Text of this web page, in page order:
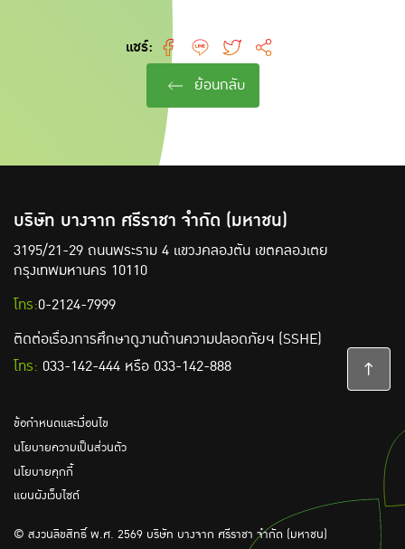
ย้อนกลับ
แชร์:
บริษัท บางจาก ศรีราชา จำกัด (มหาชน)
3195/21-29 ถนนพระราม 4 แขวงคลองตัน เขตคลองเตย
กรุงเทพมหานคร 10110
โทร:0-2124-7999
ติดต่อเรื่องการศึกษาดูงานด้านความปลอดภัยฯ (SSHE)
โทร: 033-142-444 หรือ 033-142-888
ข้อกำหนดและเงื่อนไข
นโยบายความเป็นส่วนตัว
นโยบายคุกกี้
แผนผังเว็บไซต์
© สงวนลิขสิทธิ์ พ.ศ. 2569 บริษัท บางจาก ศรีราชา จำกัด (มหาชน)